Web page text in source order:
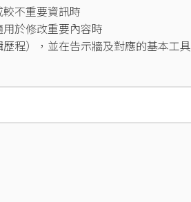
不重要資訊時
於修改重要內容時
程），並在告示牆及對應的基本工具